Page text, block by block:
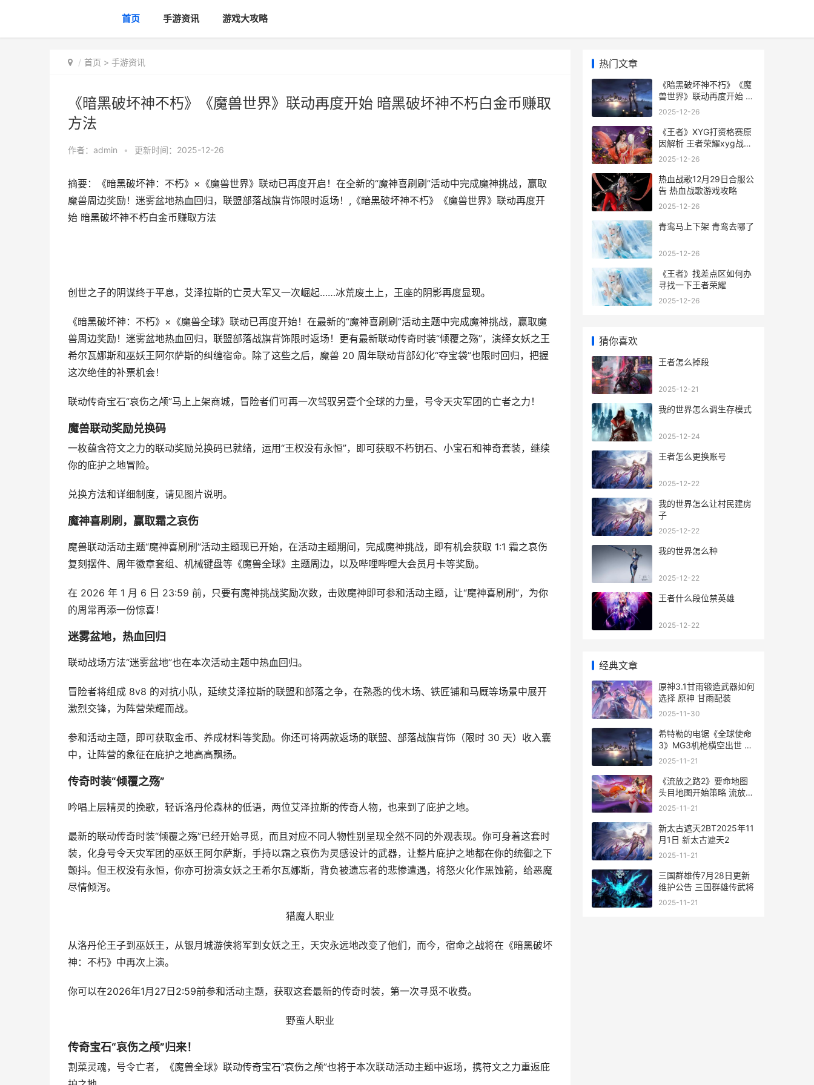
首页 手游资讯 游戏大攻略
首页 > 手游资讯
《暗黑破坏神不朽》《魔兽世界》联动再度开始 暗黑破坏神不朽白金币赚取
方法
作者： admin • 更新时间：2025-12-26
摘要：《暗黑破坏神：不朽》×《魔兽世界》联动已再度开启！在全新的“魔神喜刷刷”活动中完成魔神挑战，赢取
魔兽周边奖励！迷雾盆地热血回归，联盟部落战旗背饰限时返场！,《暗黑破坏神不朽》《魔兽世界》联动再度开
始 暗黑破坏神不朽白金币赚取方法
创世之子的阴谋终于平息，艾泽拉斯的亡灵大军又一次崛起……冰荒废土上，王座的阴影再度显现。
《暗黑破坏神：不朽》×《魔兽全球》联动已再度开始！在最新的“魔神喜刷刷”活动主题中完成魔神挑战，赢取魔
兽周边奖励！迷雾盆地热血回归，联盟部落战旗背饰限时返场！更有最新联动传奇时装“倾覆之殇”，演绎女妖之王
希尔瓦娜斯和巫妖王阿尔萨斯的纠缠宿命。除了这些之后，魔兽 20 周年联动背部幻化“夺宝袋”也限时回归，把握
这次绝佳的补票机会！
联动传奇宝石“哀伤之颅”马上上架商城，冒险者们可再一次驾驭另壹个全球的力量，号令天灾军团的亡者之力！
魔兽联动奖励兑换码
一枚蕴含符文之力的联动奖励兑换码已就绪，运用“王权没有永恒”，即可获取不朽钥石、小宝石和神奇套装，继续
你的庇护之地冒险。
兑换方法和详细制度，请见图片说明。
魔神喜刷刷，赢取霜之哀伤
魔兽联动活动主题“魔神喜刷刷”活动主题现已开始，在活动主题期间，完成魔神挑战，即有机会获取 1:1 霜之哀伤
复刻摆件、周年徽章套组、机械键盘等《魔兽全球》主题周边，以及哔哩哔哩大会员月卡等奖励。
在 2026 年 1 月 6 日 23:59 前，只要有魔神挑战奖励次数，击败魔神即可参和活动主题，让“魔神喜刷刷”，为你
的周常再添一份惊喜！
迷雾盆地，热血回归
联动战场方法“迷雾盆地”也在本次活动主题中热血回归。
冒险者将组成 8v8 的对抗小队，延续艾泽拉斯的联盟和部落之争，在熟悉的伐木场、铁匠铺和马厩等场景中展开
激烈交锋，为阵营荣耀而战。
参和活动主题，即可获取金币、养成材料等奖励。你还可将两款返场的联盟、部落战旗背饰（限时 30 天）收入囊
中，让阵营的象征在庇护之地高高飘扬。
传奇时装“倾覆之殇”
吟唱上层精灵的挽歌，轻诉洛丹伦森林的低语，两位艾泽拉斯的传奇人物，也来到了庇护之地。
最新的联动传奇时装“倾覆之殇”已经开始寻觅，而且对应不同人物性别呈现全然不同的外观表现。你可身着这套时
装，化身号令天灾军团的巫妖王阿尔萨斯，手持以霜之哀伤为灵感设计的武器，让整片庇护之地都在你的统御之下
颤抖。但王权没有永恒，你亦可扮演女妖之王希尔瓦娜斯，背负被遗忘者的悲惨遭遇，将怒火化作黑蚀箭，给恶魔
尽情倾泻。
猎魔人职业
从洛丹伦王子到巫妖王，从银月城游侠将军到女妖之王，天灾永远地改变了他们，而今，宿命之战将在《暗黑破坏
神：不朽》中再次上演。
你可以在2026年1月27日2:59前参和活动主题，获取这套最新的传奇时装，第一次寻觅不收费。
野蛮人职业
传奇宝石“哀伤之颅”归来！
割菜灵魂，号令亡者，《魔兽全球》联动传奇宝石“哀伤之颅”也将于本次联动活动主题中返场，携符文之力重返庇
热门文章
《暗黑破坏神不朽》《魔
兽世界》联动再度开始 暗
黑破坏神不朽白金币赚取
2025-12-26
《王者》XYG打资格赛原
因解析 王者荣耀xyg战队
百度百科
2025-12-26
热血战歌12月29日合服公
告 热血战歌游戏攻略
2025-12-26
青鸾马上下架 青鸾去哪了
2025-12-26
《王者》找差点区如何办
寻找一下王者荣耀
2025-12-26
猜你喜欢
王者怎么掉段
2025-12-21
我的世界怎么调生存模式
2025-12-24
王者怎么更换账号
2025-12-22
我的世界怎么让村民建房
子
2025-12-22
我的世界怎么种
2025-12-22
王者什么段位禁英雄
2025-12-22
经典文章
原神3.1甘雨锻造武器如何
选择 原神 甘雨配装
2025-11-30
希特勒的电锯《全球使命
3》MG3机枪横空出世 希
特勒的电锯是什么
2025-11-21
《流放之路2》要命地图
头目地图开始策略 流放之
路2市集
2025-11-21
新太古遮天2BT2025年11
月1日 新太古遮天2
2025-11-21
三国群雄传7月28日更新
维护公告 三国群雄传武将
2025-11-21